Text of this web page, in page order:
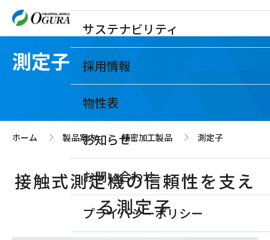
サステナビリティ
採用情報
物性表
お知らせ
お問い合わせ
プライバシーポリシー
測定子
ホーム >
製品案内 >
精密加工製品 >
測定子
接触式測定機の信頼性を支え
る測定子